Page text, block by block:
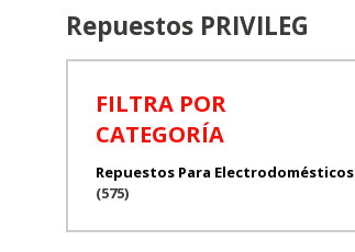
Repuestos PRIVILEG
FILTRA POR
CATEGORÍA
Repuestos Para Electrodomésticos
(575)